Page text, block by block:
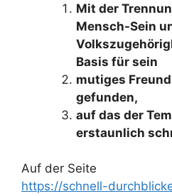
Mit der
Mensch-Sein
Basis für sein
mutiges
gefunden,
auf das der
erstaunlich
Auf der Seite
https://schnell-